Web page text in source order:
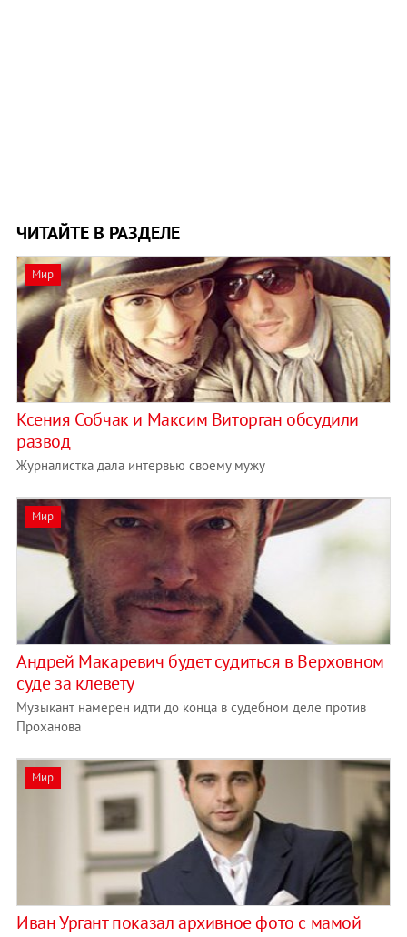
ЧИТАЙТЕ В РАЗДЕЛЕ
Мир
Ксения Собчак и Максим Виторган обсудили
развод
Журналистка дала интервью своему мужу
Мир
Андрей Макаревич будет судиться в Верховном
суде за клевету
Музыкант намерен идти до конца в судебном деле против
Проханова
Мир
Иван Ургант показал архивное фото с мамой